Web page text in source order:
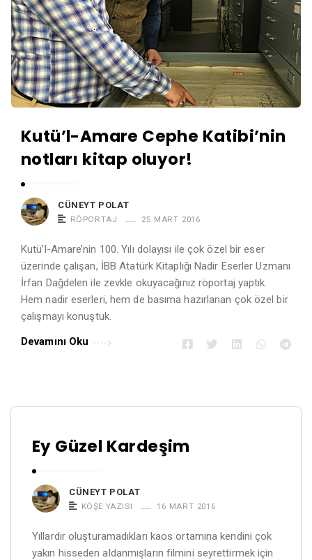
Kutü’l-Amare Cephe Katibi’nin
notları kitap oluyor!
CÜNEYT POLAT
RÖPORTAJ 25 MART 2016
Kutü’l-Amare’nin 100. Yılı dolayısı ile çok özel bir eser
üzerinde çalışan, İBB Atatürk Kitaplığı Nadir Eserler Uzmanı
İrfan Dağdelen ile zevkle okuyacağınız röportaj yaptık.
Hem nadir eserleri, hem de basıma hazırlanan çok özel bir
çalışmayı konuştuk.
Devamını Oku
Ey Güzel Kardeşim
CÜNEYT POLAT
KÖŞE YAZISI 16 MART 2016
Yıllardır oluşturamadıkları kaos ortamına kendini çok
yakın hisseden aldanmışların filmini seyrettirmek için